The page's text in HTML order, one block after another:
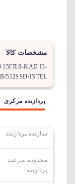
مشخصات کالا
15ITL6-KAD I3-
512SSD/INTEL
پردازنده مرکزی
سازنده پردازنده
محدوده سرعت
پردازنده